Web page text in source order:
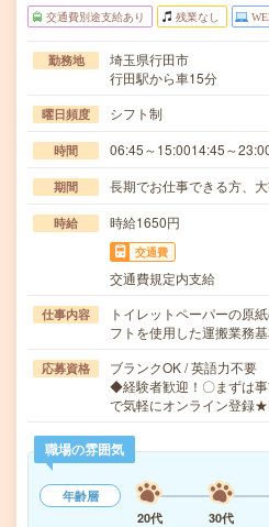
交通費別途支給あり 残業なし
勤務地
埼玉県行田市
行田駅から車15分
曜日頻度 シフト制
時間 06:45～15:0014:45～
期間 長期でお仕事できる方、大
時給 時給1650円
交通費
交通費規定内支給
仕事内容
トイレットペーパーの原
フトを使用した運搬業務
応募資格
ブランクOK / 英語力不要
◆経験者歓迎！〇まずは
で気軽にオンライン登録
職場の雰囲気
年齢層
20代
30代